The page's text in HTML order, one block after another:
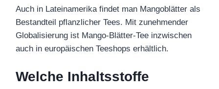
Auch in Lateinamerika findet man Mangoblätter als
Bestandteil pflanzlicher Tees. Mit zunehmender
Globalisierung ist Mango-Blätter-Tee inzwischen
auch in europäischen Teeshops erhältlich.
Welche Inhaltsstoffe